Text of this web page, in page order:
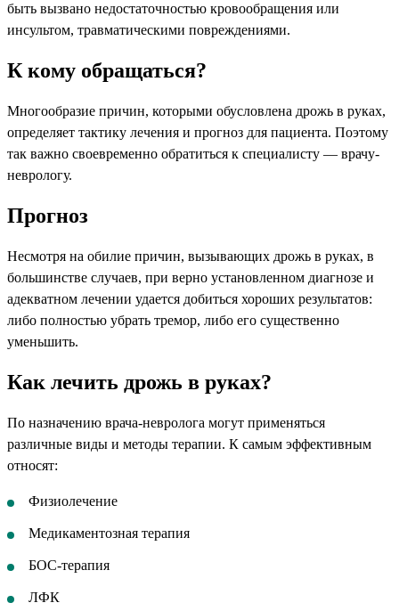
быть вызвано недостаточностью кровообращения или
инсультом, травматическими повреждениями.
К кому обращаться?
Многообразие причин, которыми обусловлена дрожь в руках,
определяет тактику лечения и прогноз для пациента. Поэтому
так важно своевременно обратиться к специалисту — врачу-
неврологу.
Прогноз
Несмотря на обилие причин, вызывающих дрожь в руках, в
большинстве случаев, при верно установленном диагнозе и
адекватном лечении удается добиться хороших результатов:
либо полностью убрать тремор, либо его существенно
уменьшить.
Как лечить дрожь в руках?
По назначению врача-невролога могут применяться
различные виды и методы терапии. К самым эффективным
относят:
Физиолечение
Медикаментозная терапия
БОС-терапия
ЛФК